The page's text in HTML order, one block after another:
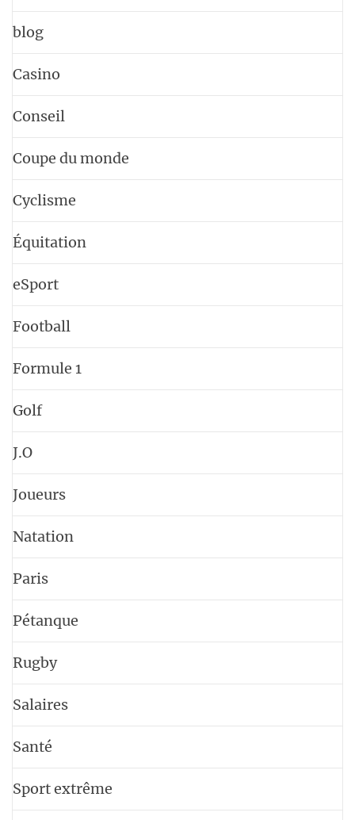
blog
Casino
Conseil
Coupe du monde
Cyclisme
Équitation
eSport
Football
Formule 1
Golf
J.O
Joueurs
Natation
Paris
Pétanque
Rugby
Salaires
Santé
Sport extrême